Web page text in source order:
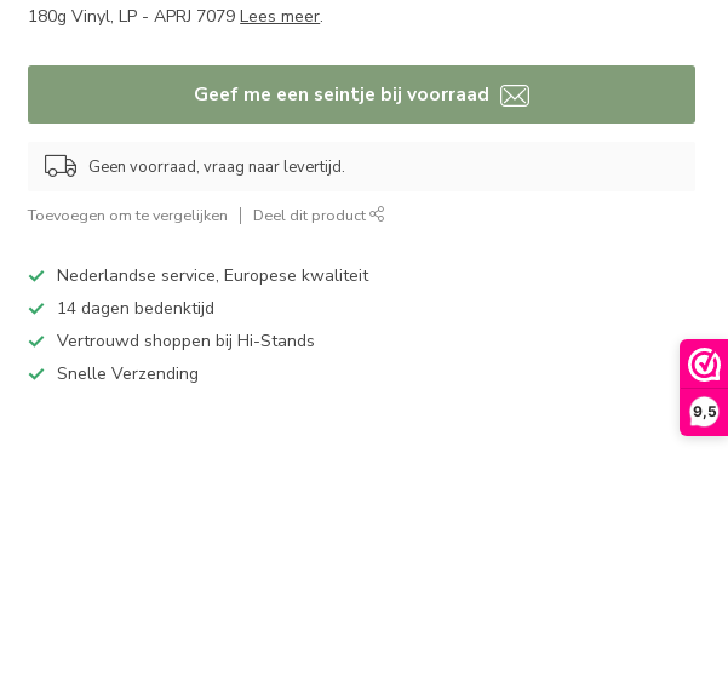
9,5
180g Vinyl, LP - APRJ 7079Lees meer.
Geef me een seintje bij voorraad
Geen voorraad, vraag naar levertijd.
Toevoegen om te vergelijken Deel dit product
Nederlandse service, Europese kwaliteit
14 dagen bedenktijd
Vertrouwd shoppen bij Hi-Stands
Snelle Verzending